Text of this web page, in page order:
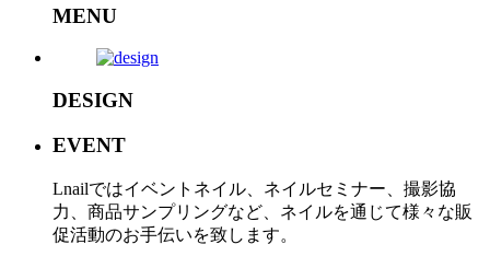
MENU
DESIGN
EVENT
Lnailではイベントネイル、ネイルセミナー、撮影協
力、商品サンプリングなど、ネイルを通じて様々な販
促活動のお手伝いを致します。